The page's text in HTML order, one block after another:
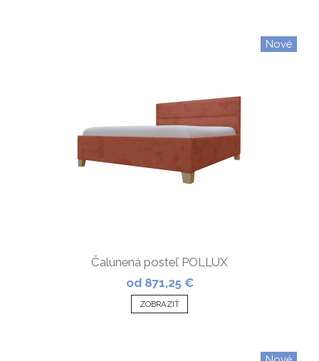
Nové
Čalúnená posteľ POLLUX
od 871,25 €
ZOBRAZIŤ